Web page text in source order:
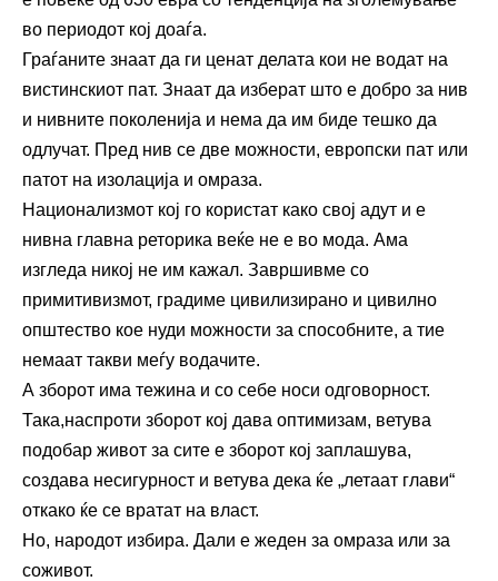
во периодот кој доаѓа.
Граѓаните знаат да ги ценат делата кои не водат на
вистинскиот пат. Знаат да изберат што е добро за нив
и нивните поколенија и нема да им биде тешко да
одлучат. Пред нив се две можности, европски пат или
патот на изолација и омраза.
Национализмот кој го користат како свој адут и е
нивна главна реторика веќе не е во мода. Ама
изгледа никој не им кажал. Завршивме со
примитивизмот, градиме цивилизирано и цивилно
општество кое нуди можности за способните, а тие
немаат такви меѓу водачите.
А зборот има тежина и со себе носи одговорност.
Така,наспроти зборот кој дава оптимизам, ветува
подобар живот за сите е зборот кој заплашува,
создава несигурност и ветува дека ќе „летаат глави“
откако ќе се вратат на власт.
Но, народот избира. Дали е жеден за омраза или за
соживот.